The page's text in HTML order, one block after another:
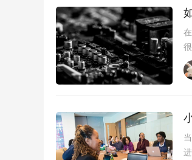
电动汽车BMS PCB设计是
环境适应性、安全性要求、
和要求，如GB/T 31485-
发展需要不断改进和创新
凡亿电路致力于为客户提供
设计到生产可以为客户无缝
核等系列问题，可以大大节